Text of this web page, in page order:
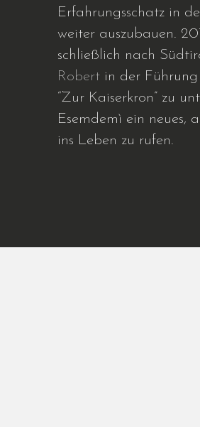
Erfahrungsschatz in
weiter auszubauen.
schließlich nach
Robert in der
“Zur Kaiserkron” zu
Esemdemì ein neues,
ins Leben zu rufen.